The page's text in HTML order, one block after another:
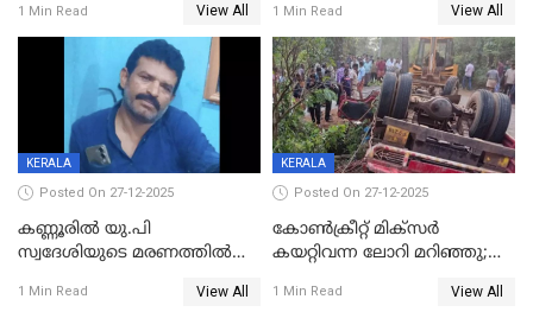
എട്ട് പേര്‍ ഉള്‍പ്പെടെ
പത്തുപേരെ പുറത്താക്കി,
ചൊവ്വന്നൂരിലും നടപടി
1 Min Read View All
അപകടം മലപ്പുറത്ത്
1 Min Read View All
KERALA
Posted On 27-12-2025
കണ്ണൂരിൽ യു.പി
സ്വദേശിയുടെ മരണത്തിൽ
കേസ്; തർക്കമുണ്ടായത്
1 Min Read View All
KERALA
Posted On 27-12-2025
കോണ്‍ക്രീറ്റ് മിക്‌സര്‍
കയറ്റിവന്ന ലോറി മറിഞ്ഞു;
അപകടം കണ്ണൂരിൽ
1 Min Read View All